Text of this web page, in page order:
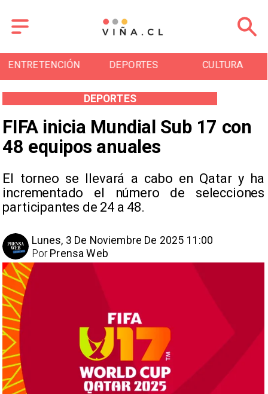
ENTRETENCIÓN DEPORTES CULTURA
FIFA inicia Mundial Sub 17 con
48 equipos anuales
El torneo se llevará a cabo en Qatar y ha
incrementado el número de selecciones
participantes de 24 a 48.
DEPORTES
Lunes, 3 De Noviembre De 2025 11:00
Prensa Web
Por